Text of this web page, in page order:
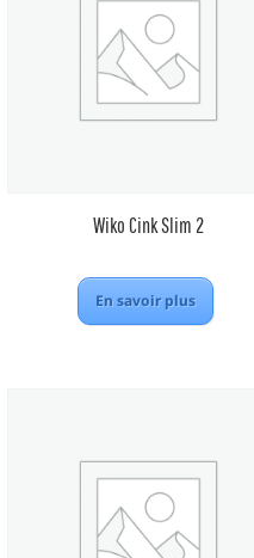
Wiko Cink Slim 2
En savoir plus